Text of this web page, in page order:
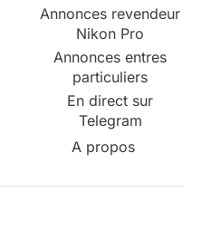
Annonces revendeur
Nikon Pro
Annonces entres
particuliers
En direct sur
Telegram
A propos